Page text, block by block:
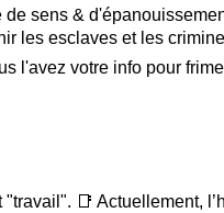
sens &
les esclaves et les
l'avez votre info pour
📑 Actuellement,